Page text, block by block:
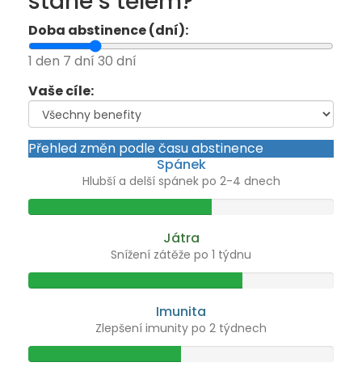
Doba abstinence (dní):
1 den 7 dní 30 dní
Vaše cíle:
Přehled změn podle času abstinence
Spánek
Hlubší a delší spánek po 2-4 dnech
Játra
Snížení zátěže po 1 týdnu
Imunita
Zlepšení imunity po 2 týdnech